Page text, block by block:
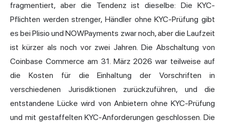
fragmentiert, aber die Tendenz ist dieselbe: Die KYC-
Pflichten werden strenger, Händler ohne KYC-Prüfung gibt
es bei Plisio und NOWPayments zwar noch, aber die Laufzeit
ist kürzer als noch vor zwei Jahren. Die Abschaltung von
Coinbase Commerce am 31. März 2026 war teilweise auf
die Kosten für die Einhaltung der Vorschriften in
verschiedenen Jurisdiktionen zurückzuführen, und die
entstandene Lücke wird von Anbietern ohne KYC-Prüfung
und mit gestaffelten KYC-Anforderungen geschlossen. Die